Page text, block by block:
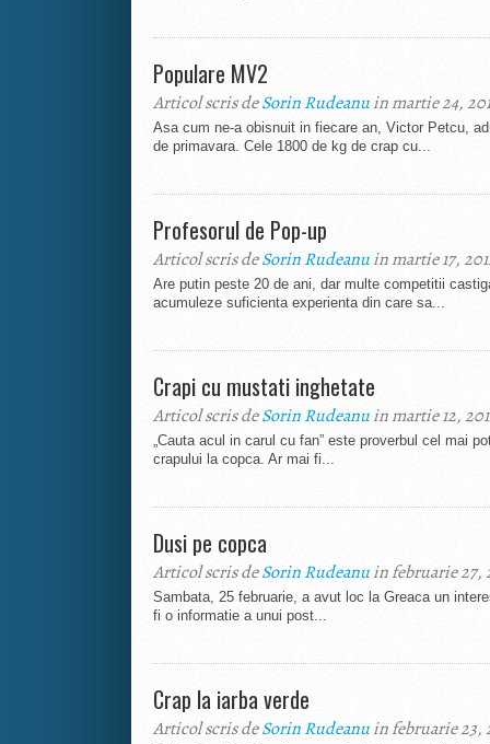
Populare MV2
Articol scris deSorin Rudeanuin martie 24,
Asa cum ne-a obisnuit in fiecare an, Victor Petcu,
de primavara. Cele 1800 de kg de crap cu...
Profesorul de Pop-up
Articol scris deSorin Rudeanuin martie 17,
Are putin peste 20 de ani, dar multe competitii
acumuleze suficienta experienta din care sa...
Crapi cu mustati inghetate
Articol scris deSorin Rudeanuin martie 12,
„Cauta acul in carul cu fan” este proverbul cel mai
crapului la copca. Ar mai fi...
Dusi pe copca
Articol scris deSorin Rudeanuin februarie 27,
Sambata, 25 februarie, a avut loc la Greaca un
fi o informatie a unui post...
Crap la iarba verde
Articol scris deSorin Rudeanuin februarie 23,